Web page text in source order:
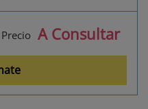
Precio A Consultar